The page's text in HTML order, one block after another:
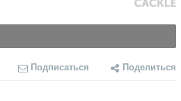
Подписаться Поделиться